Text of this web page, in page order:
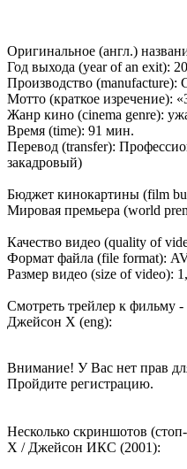
Оригинальное (англ.)
Год выхода (year of an exit):
Производство
Мотто (краткое изречение):
Жанр кино (cinema genre):
Время (time): 91 мин.
Перевод (transfer):
закадровый)
Бюджет кинокартины (film
Мировая премьера (world
Качество видео (quality of
Формат файла (file format):
Размер видео (size of video):
Смотреть трейлер к фильму
Джейсон Х (eng):
Внимание! У Вас нет прав
Пройдите регистрацию.
Несколько скриншотов
Х / Джейсон ИКС (2001):